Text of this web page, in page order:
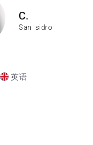
C.
San Isidro
英语